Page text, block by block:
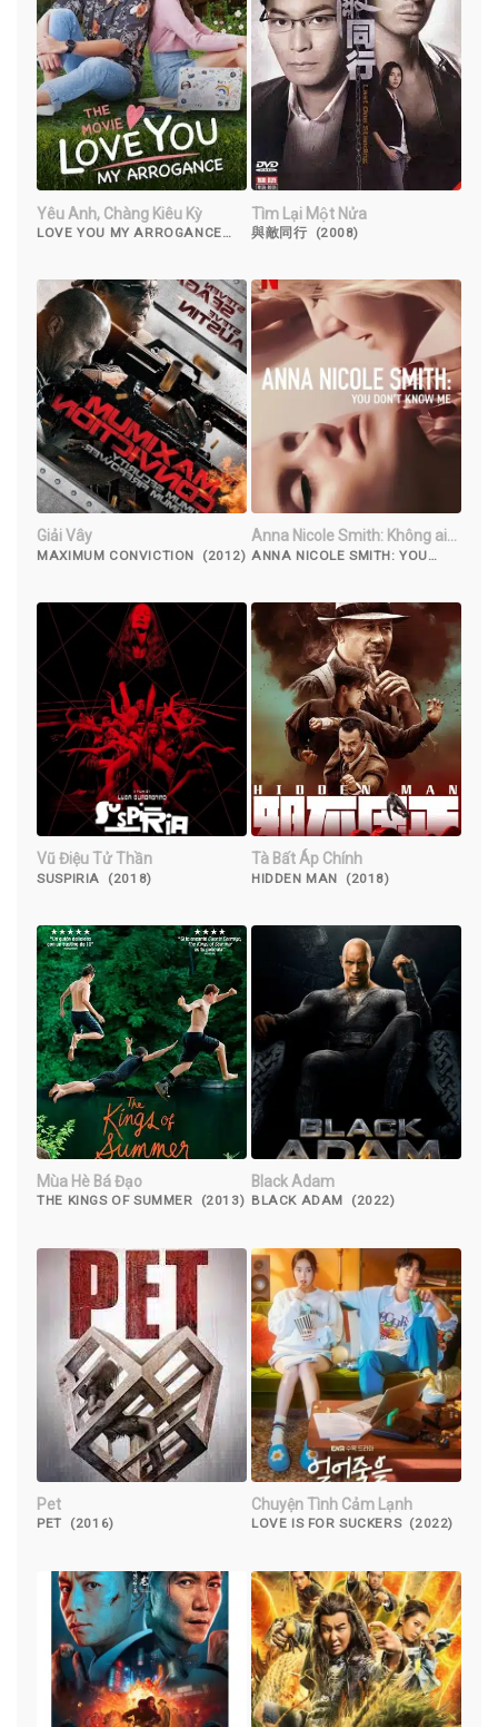
Yêu Anh, Chàng Kiêu Kỳ
LOVE YOU MY ARROGANCE
Tìm Lại Một Nửa
與敵同行 (2008)
Giải Vây
MAXIMUM CONVICTION (2012)
Anna Nicole Smith: Không ai
hiểu tôi
ANNA NICOLE SMITH: YOU
Vũ Điệu Tử Thần
SUSPIRIA (2018)
Tà Bất Áp Chính
HIDDEN MAN (2018)
Mùa Hè Bá Đạo
THE KINGS OF SUMMER (2013)
Black Adam
BLACK ADAM (2022)
Pet
PET (2016)
Chuyện Tình Cảm Lạnh
LOVE IS FOR SUCKERS (2022)